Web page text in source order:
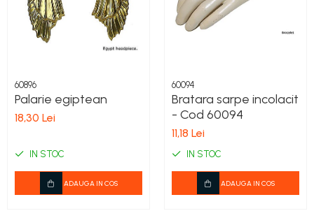
60896
Palarie egiptean
18,30 Lei
IN STOC
ADAUGA IN COS
60094
Bratara sarpe incolacit
- Cod 60094
11,18 Lei
IN STOC
ADAUGA IN COS